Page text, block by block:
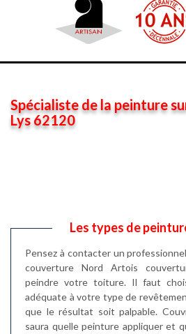
Spécialiste de la peinture
Lys 62120
Les types de
Pensez à contacter un
couverture Nord Artois
peindre votre toiture. Il faut
adéquate à votre type de
que le résultat soit palpable.
saura quelle peinture appliquer et